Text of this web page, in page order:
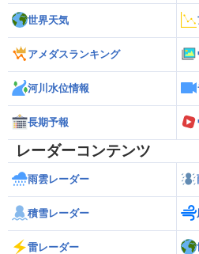
世界天気
アメダスランキング
河川水位情報
長期予報
レーダーコンテンツ
雨雲レーダー
積雪レーダー
雷レーダー